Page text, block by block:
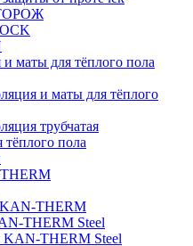
маты для тёплого пола
и маты для тёплого
трубчатая
пола
THERM
THERM Steel
THERM Steel